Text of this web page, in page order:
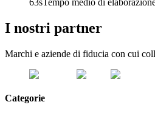
63sTempo medio di
I nostri partner
Marchi e aziende di fiducia con cui
Categorie